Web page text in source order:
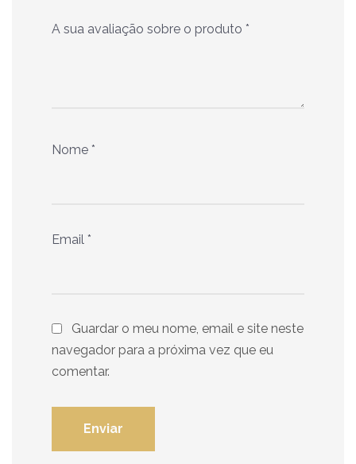
A sua avaliação sobre o produto *
Nome *
Email *
Guardar o meu nome, email e site neste
navegador para a próxima vez que eu
comentar.